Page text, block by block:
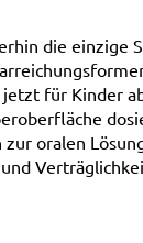
die einzige
für Kinder
oralen